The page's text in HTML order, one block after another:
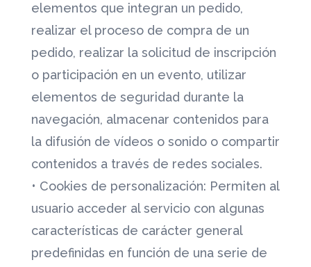
elementos que integran un pedido,
realizar el proceso de compra de un
pedido, realizar la solicitud de inscripción
o participación en un evento, utilizar
elementos de seguridad durante la
navegación, almacenar contenidos para
la difusión de vídeos o sonido o compartir
contenidos a través de redes sociales.
• Cookies de personalización: Permiten al
usuario acceder al servicio con algunas
características de carácter general
predefinidas en función de una serie de